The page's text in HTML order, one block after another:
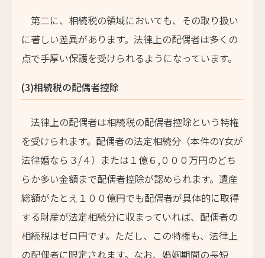
第二に、相続税の領域においても、その取り扱い
に著しい差異があります。法律上の配偶者は多くの
点で手厚い保護を受けられるようになっています。
(3)相続税の配偶者控除
法律上の配偶者は相続税の配偶者控除という特権
を受けられます。配偶者の法定相続分（本件のY女が
法律婚なら３/４）または１億６,０００万円のどち
らか多い金額まで配偶者控除が認められます。遺産
総額がたとえ１００億円でも配偶者が具体的に取得
する財産が法定相続分に収まっていれば、配偶者の
相続税はゼロ円です。ただし、この特権も、法律上
の配偶者に限定されます。なお、婚姻期間の長短